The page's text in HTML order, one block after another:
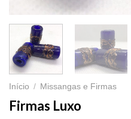
Início / Missangas e Firmas
Firmas Luxo